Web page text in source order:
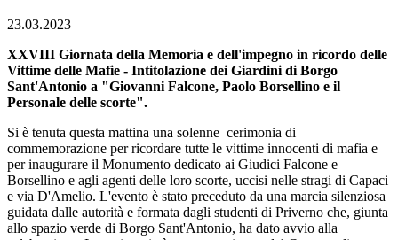
23.03.2023
XXVIII Giornata della Memoria e dell'impegno in ricordo delle
Vittime delle Mafie - Intitolazione dei Giardini di Borgo
Sant'Antonio a "Giovanni Falcone, Paolo Borsellino e il
Personale delle scorte".
Si è tenuta questa mattina una solenne cerimonia di
commemorazione per ricordare tutte le vittime innocenti di mafia e
per inaugurare il Monumento dedicato ai Giudici Falcone e
Borsellino e agli agenti delle loro scorte, uccisi nelle stragi di Capaci
e via D'Amelio. L'evento è stato preceduto da una marcia silenziosa
guidata dalle autorità e formata dagli studenti di Priverno che, giunta
allo spazio verde di Borgo Sant'Antonio, ha dato avvio alla